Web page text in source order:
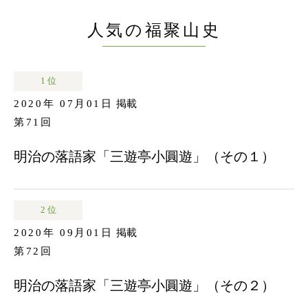
人気の福聚山史
1 位
2020年 07月01日
掲載
第71回
明治の落語家「三遊亭小圓遊」（その１）
2 位
2020年 09月01日
掲載
第72回
明治の落語家「三遊亭小圓遊」（その２）